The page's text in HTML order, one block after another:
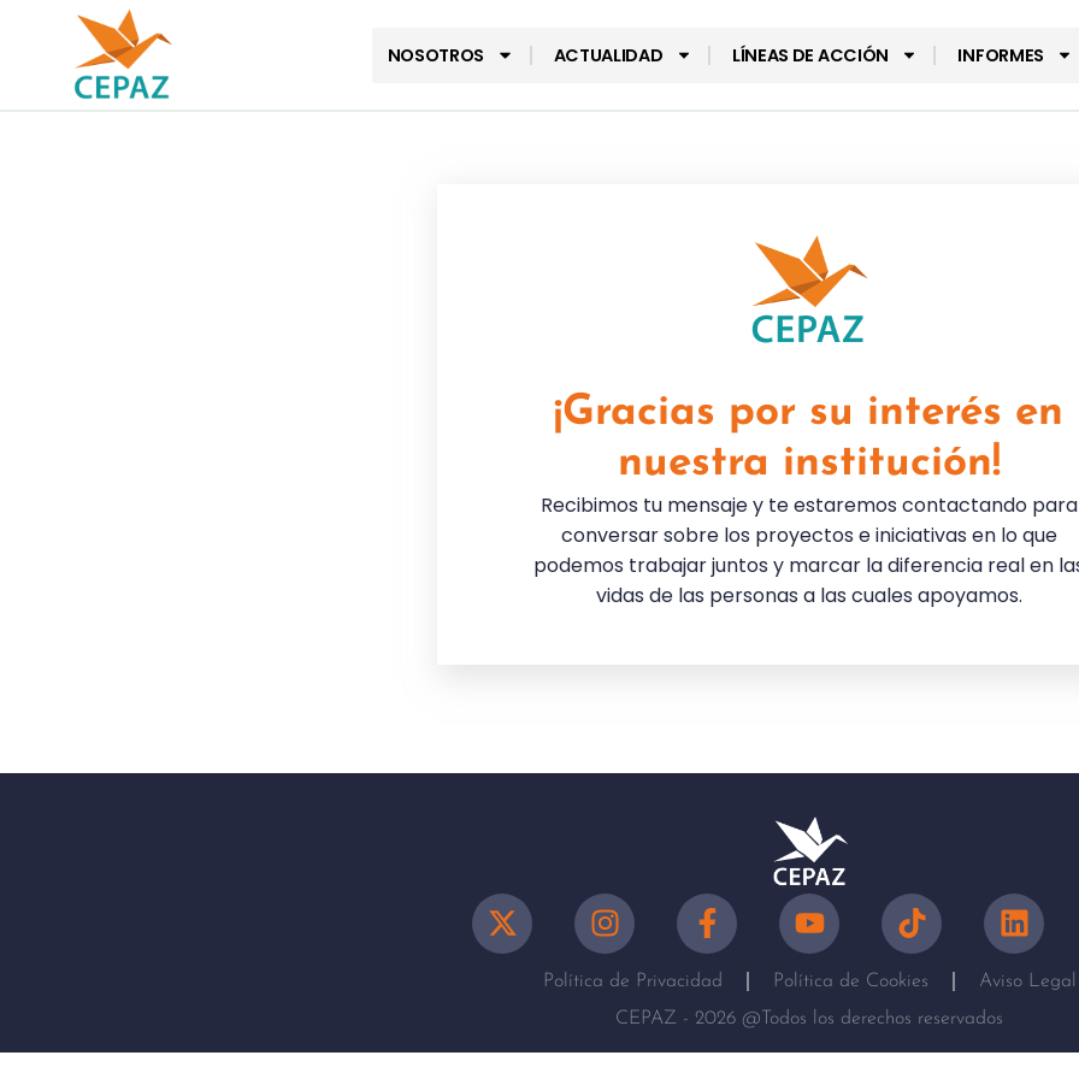
NOSOTROS ACTUALIDAD LÍNEAS DE ACCIÓN INFORMES
¡Gracias por su interés en
nuestra institución!
Recibimos tu mensaje y te estaremos contactando para
conversar sobre los proyectos e iniciativas en lo que
podemos trabajar juntos y marcar la diferencia real en
vidas de las personas a las cuales apoyamos.
Política de Privacidad Política de Cookies
Aviso Legal
CEPAZ - 2026 @Todos los derechos reservados